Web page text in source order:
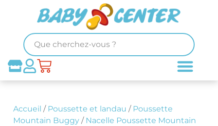
Accueil / Poussette et landau / Poussette
Mountain Buggy/ Nacelle Poussette Mountain